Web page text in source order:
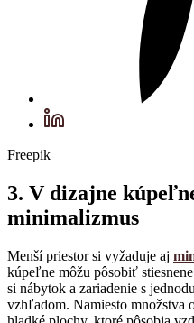
Freepik
3. V dizajne
minimalizmus
Menší priestor si vyžaduje aj
kúpeľne môžu pôsobiť
si nábytok a zariadenie s
vzhľadom. Namiesto množstva